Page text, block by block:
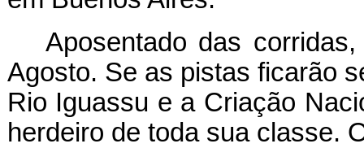
Aposentado das
Agosto. Se as pistas ficarão
Rio Iguassu e a Criação
herdeiro de toda sua classe.